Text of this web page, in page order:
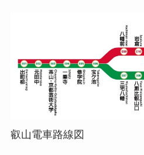
叡山電車路線図